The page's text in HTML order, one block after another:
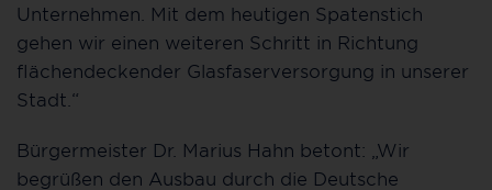
Unternehmen. Mit dem heutigen Spatenstich
gehen wir einen weiteren Schritt in Richtung
flächendeckender Glasfaserversorgung in unserer
Stadt.“
Bürgermeister Dr. Marius Hahn betont: „Wir
begrüßen den Ausbau durch die Deutsche